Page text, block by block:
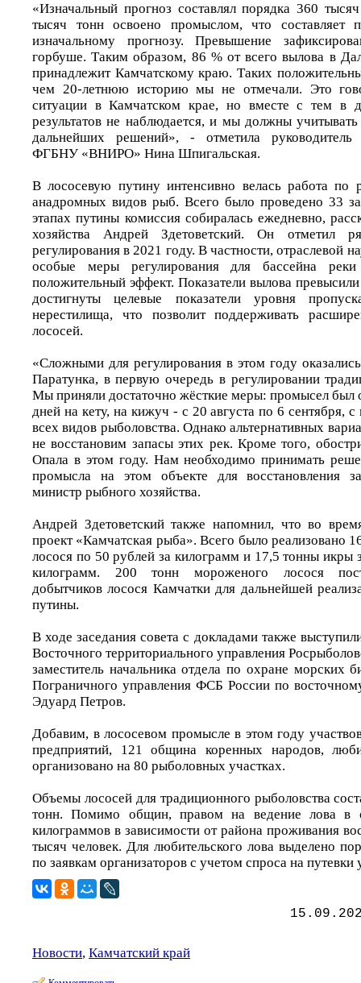
«Изначальный прогноз составлял порядка 360
тысяч тонн освоено промыслом, что составляет
изначальному прогнозу. Превышение
горбуше. Таким образом, 86 % от всего вылова в
принадлежит Камчатскому краю. Таких
чем 20-летнюю историю мы не отмечали. Это
ситуации в Камчатском крае, но вместе с тем в
результатов не наблюдается, и мы должны
дальнейших решений», - отметила руководитель
ФГБНУ «ВНИРО» Нина Шпигальская.
В лососевую путину интенсивно велась работа по
анадромных видов рыб. Всего было проведено 33
этапах путины комиссия собиралась ежедневно,
хозяйства Андрей Здетоветский. Он отметил
регулирования в 2021 году. В частности, отраслевой
особые меры регулирования для бассейна
положительный эффект. Показатели вылова
достигнуты целевые показатели уровня
нерестилища, что позволит поддерживать
лососей.
«Сложными для регулирования в этом году
Паратунка, в первую очередь в регулировании
Мы приняли достаточно жёсткие меры: промысел
дней на кету, на кижуч - с 20 августа по 6 сентября,
всех видов рыболовства. Однако альтернативных
не восстановим запасы этих рек. Кроме того,
Опала в этом году. Нам необходимо принимать
промысла на этом объекте для восстановления
министр рыбного хозяйства.
Андрей Здетоветский также напомнил, что во
проект «Камчатская рыба». Всего было реализовано
лосося по 50 рублей за килограмм и 17,5 тонны икры
килограмм. 200 тонн мороженого лосося
добытчиков лосося Камчатки для дальнейшей
путины.
В ходе заседания совета с докладами также
Восточного территориального управления
заместитель начальника отдела по охране морских
Пограничного управления ФСБ России по
Эдуард Петров.
Добавим, в лососевом промысле в этом году
предприятий, 121 община коренных народов,
организовано на 80 рыболовных участках.
Объемы лососей для традиционного рыболовства
тонн. Помимо общин, правом на ведение лова
килограммов в зависимости от района проживания
тысяч человек. Для любительского лова выделено
по заявкам организаторов с учетом спроса на путевки
Новости, Камчатский край